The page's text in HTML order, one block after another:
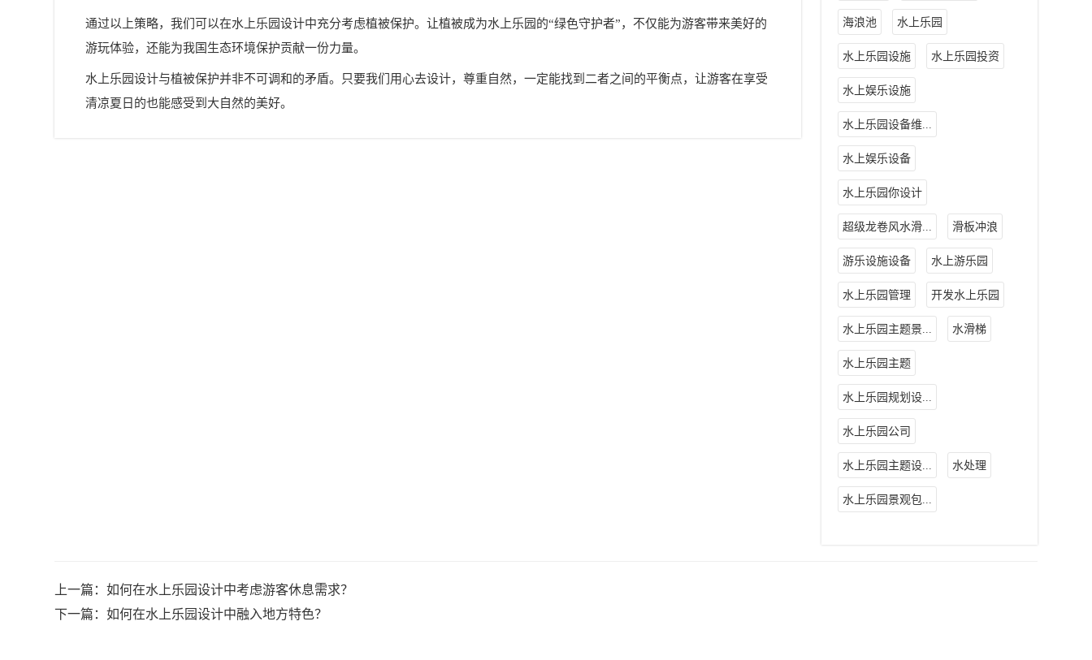
通过以上策略，我们可以在水上乐园设计中充分考虑植被保护。让植被成为水上乐园的“绿色守护者”，不仅能为游客带来美好的
游玩体验，还能为我国生态环境保护贡献一份力量。
水上乐园设计与植被保护并非不可调和的矛盾。只要我们用心去设计，尊重自然，一定能找到二者之间的平衡点，让游客在享受
清凉夏日的也能感受到大自然的美好。
海浪池 水上乐园
水上乐园设施 水上乐园投资
水上娱乐设施
水上乐园设备维...
水上娱乐设备
水上乐园你设计
超级龙卷风水滑... 滑板冲浪
游乐设施设备 水上游乐园
水上乐园管理 开发水上乐园
水上乐园主题景... 水滑梯
水上乐园主题
水上乐园规划设...
水上乐园公司
水上乐园主题设... 水处理
水上乐园景观包...
上一篇：如何在水上乐园设计中考虑游客休息需求？
下一篇：如何在水上乐园设计中融入地方特色？